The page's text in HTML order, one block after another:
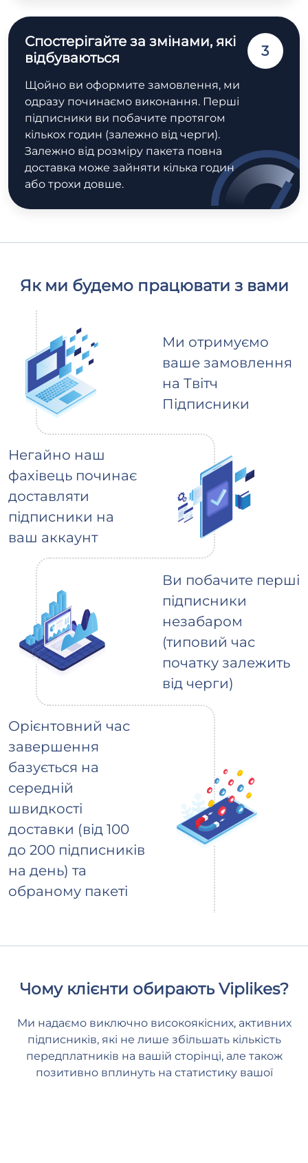
Спостерігайте за змінами, які
відбуваються
Щойно ви оформите замовлення, ми
одразу починаємо виконання. Перші
підписники ви побачите протягом
кількох годин (залежно від черги).
Залежно від розміру пакета повна
доставка може зайняти кілька годин
або трохи довше.
3
Як ми будемо працювати з вами
Ми отримуємо
ваше замовлення
на Твітч
Підписники
Негайно наш
фахівець починає
доставляти
підписники на
ваш аккаунт
Ви побачите перші
підписники
незабаром
(типовий час
початку залежить
від черги)
Орієнтовний час
завершення
базується на
середній
швидкості
доставки (від 100
до 200 підписників
на день) та
обраному пакеті
Чому клієнти обирають Viplikes?
Ми надаємо виключно високоякісних, активних
підписників, які не лише збільшать кількість
передплатників на вашій сторінці, але також
позитивно вплинуть на статистику вашої